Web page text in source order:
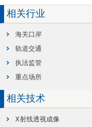
相关行业
海关口岸
轨道交通
执法监管
重点场所
相关技术
X射线透视成像